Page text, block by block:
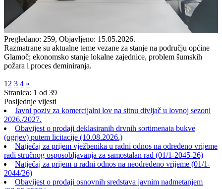
Pregledano: 259, Objavljeno: 15.05.2026.
Razmatrane su aktualne teme vezane za stanje na području općine
Glamoč; ekonomsko stanje lokalne zajednice, problem šumskih
požara i proces deminiranja.
1 2 3 4 »
Stranica: 1 od 39
Posljednje vijesti
Javni poziv za komercijalni lov na sitnu divljač u lovnoj sezoni
2026./2027.
Obavijest o prodaji deklasiranih drvnih sortimenata bukve
(ogrjev) putem licitacije (10.08.2026.)
Natječaj za prijem vježbenika u radni odnos na određeno vrijeme
radi stručnog osposobljavanja za samostalan rad (01/1-2045-26)
Natječaj za prijem u radni odnos na neodređeno vrijeme (01/1-
2044/26)
Obavijest o prodaji osnovnih sredstava javnim nadmetanjem